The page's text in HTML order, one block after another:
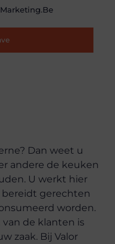
Dan weet u
andere de keuken
U werkt hier
gerechten
worden.
de klanten is
zaak. Bij Valor